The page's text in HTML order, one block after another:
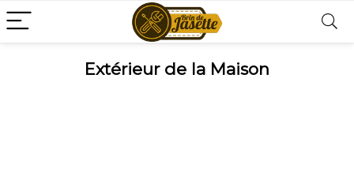
Extérieur de la Maison